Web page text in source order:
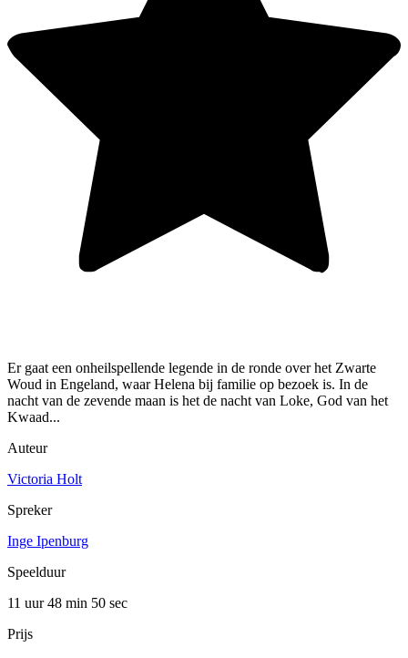
Er gaat een onheilspellende legende in de ronde over het Zwarte
Woud in Engeland, waar Helena bij familie op bezoek is. In de
nacht van de zevende maan is het de nacht van Loke, God van het
Kwaad...
Auteur
Victoria Holt
Spreker
Inge Ipenburg
Speelduur
11 uur 48 min 50 sec
Prijs